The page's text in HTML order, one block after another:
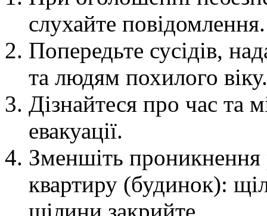
слухайте повідомлення.
Попередьте сусідів,
та людям похилого віку.
Дізнайтеся про час та
евакуації.
Зменшіть проникнення
квартиру (будинок):